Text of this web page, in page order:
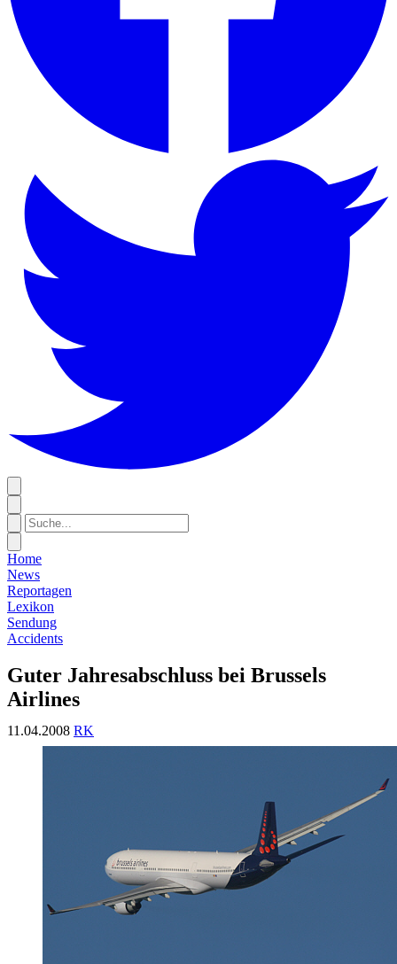
Home
News
Reportagen
Lexikon
Sendung
Accidents
Guter Jahresabschluss bei Brussels
Airlines
11.04.2008 RK